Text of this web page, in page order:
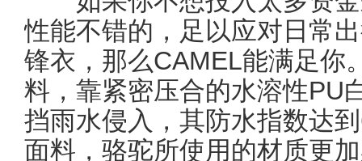
性能不错的，足以应对日常
锋衣，那么CAMEL能满足你
料，靠紧密压合的水溶性PU
挡雨水侵入，其防水指数达
面料，骆驼所使用的材质更